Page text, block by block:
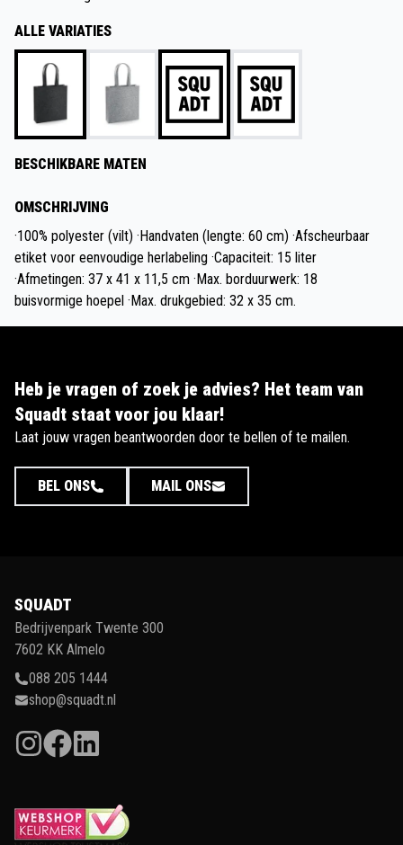
ALLE VARIATIES
BESCHIKBARE MATEN
OMSCHRIJVING
·100% polyester (vilt) ·Handvaten (lengte: 60 cm) ·Afscheurbaar
etiket voor eenvoudige herlabeling ·Capaciteit: 15 liter
·Afmetingen: 37 x 41 x 11,5 cm ·Max. borduurwerk: 18
buisvormige hoepel ·Max. drukgebied: 32 x 35 cm.
Heb je vragen of zoek je advies? Het team van
Squadt staat voor jou klaar!
Laat jouw vragen beantwoorden door te bellen of te mailen.
BEL ONS MAIL ONS
SQUADT
Bedrijvenpark Twente 300
7602 KK Almelo
088 205 1444
shop@squadt.nl